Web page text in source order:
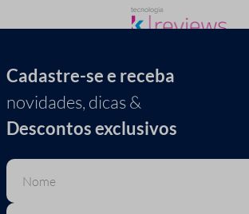
Cadastre-se e receba
novidades, dicas &
Descontos exclusivos